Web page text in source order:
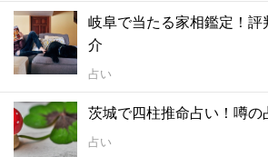
岐阜で当たる家相鑑定！
介
占い
茨城で四柱推命占い！噂の
占い